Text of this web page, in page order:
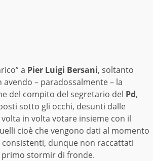
a Pier Luigi Bersani, soltanto
– paradossalmente – la
del compito del segretario del Pd,
sotto gli occhi, desunti dalle
in volta votare insieme con il
cioè che vengono dati al momento
dunque non raccattati
primo stormir di fronde.